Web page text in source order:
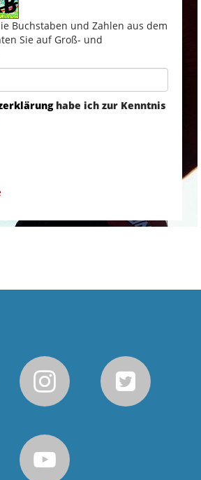
Buchstaben und Zahlen aus dem
Sie auf Groß- und
habe ich zur Kenntnis